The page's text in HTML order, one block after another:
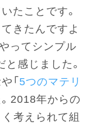
たことです。
きたんですよ
やってシンプル
感じました。
「 5つのマテリ
2018年からの
く考えられて組